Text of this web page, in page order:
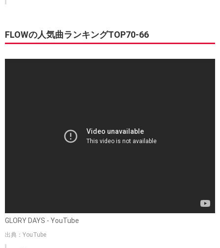
FLOWの人気曲ランキングTOP70-66
GLORY DAYS - YouTube
出典：YouTube